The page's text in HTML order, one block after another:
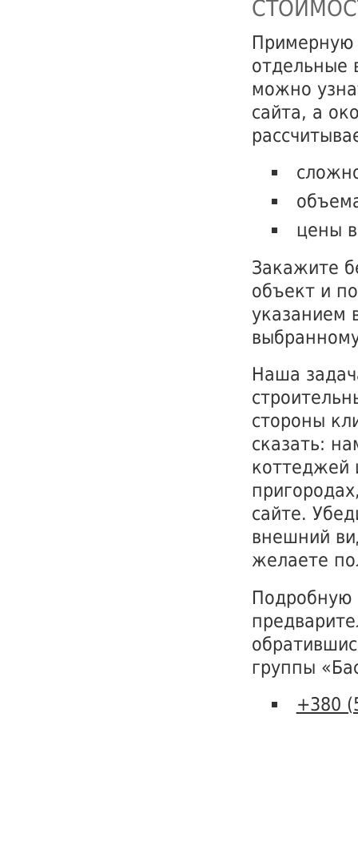
Примерную
отдельные
можно
сайта, а
цены
Закажите
объект и
указанием
Наша
стороны
сказать:
коттеджей
сайте.
внешний
желаете
Подробную
группы
+380